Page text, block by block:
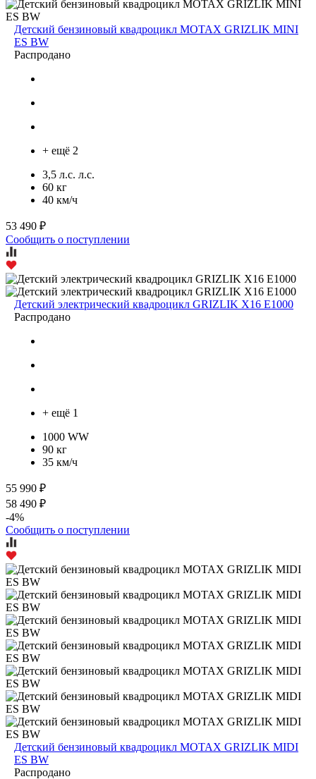
Детский бензиновый квадроцикл MOTAX GRIZLIK MINI
ES BW
Распродано
+ ещё 2
3,5 л.с. л.с.
60 кг
40 км/ч
53 490 ₽
Сообщить о поступлении
Детский электрический квадроцикл GRIZLIK Х16 E1000
Распродано
+ ещё 1
1000 WW
90 кг
35 км/ч
55 990 ₽
58 490 ₽
-4%
Сообщить о поступлении
Детский бензиновый квадроцикл MOTAX GRIZLIK MIDI
ES BW
Распродано